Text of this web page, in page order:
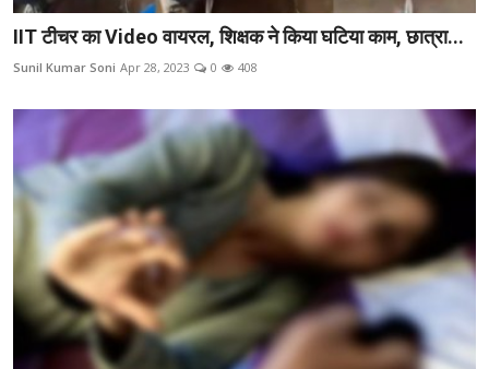
IIT टीचर का Video वायरल, शिक्षक ने किया घटिया काम, छात्रा...
Sunil Kumar Soni Apr 28, 2023 0 408